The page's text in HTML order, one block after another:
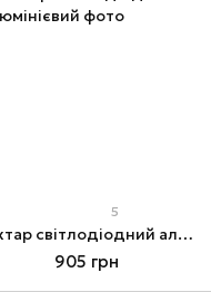
5
Ліхтар світлодіодний алюмінієвий
905 грн